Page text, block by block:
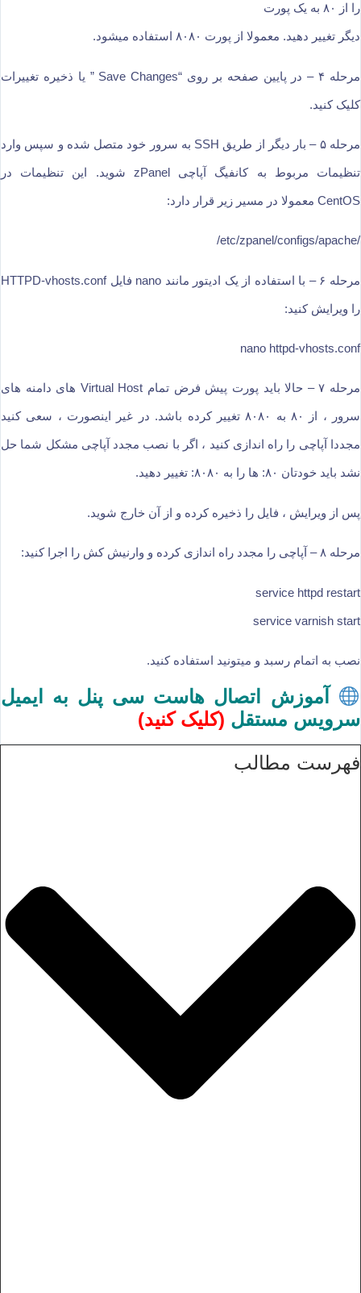
را از ۸۰ به یک پورت
دیگر تغییر دهید. معمولا از پورت ۸۰۸۰ استفاده میشود.
مرحله ۴ – در پایین صفحه بر روی “Save Changes ” یا ذخیره تغییرات
کلیک کنید.
مرحله ۵ – بار دیگر از طریق SSH به سرور خود متصل شده و سپس وارد
تنظیمات مربوط به کانفیگ آپاچی zPanel شوید. این تنظیمات در
CentOS معمولا در مسیر زیر قرار دارد:
/etc/zpanel/configs/apache/
مرحله ۶ – با استفاده از یک ادیتور مانند nano فایل HTTPD-vhosts.conf
را ویرایش کنید:
nano httpd-vhosts.conf
مرحله ۷ – حالا باید پورت پیش فرض تمام Virtual Host های دامنه های
سرور ، از ۸۰ به ۸۰۸۰ تغییر کرده باشد. در غیر اینصورت ، سعی کنید
مجددا آپاچی را راه اندازی کنید ، اگر با نصب مجدد آپاچی مشکل شما حل
نشد باید خودتان ۸۰: ها را به ۸۰۸۰: تغییر دهید.
پس از ویرایش ، فایل را ذخیره کرده و از آن خارج شوید.
مرحله ۸ – آپاچی را مجدد راه اندازی کرده و وارنیش کش را اجرا کنید:
service httpd restart
service varnish start
نصب به اتمام رسبد و میتونید استفاده کنید.
آموزش اتصال هاست سی پنل به ایمیل
سرویس مستقل (کلیک کنید)
فهرست مطالب